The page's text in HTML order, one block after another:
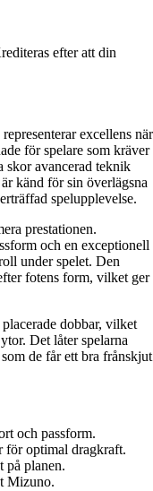
efter att din
representerar excellens när
för spelare som kräver
skor avancerad teknik
känd för sin överlägsna
spelupplevelse.
prestationen.
och en exceptionell
under spelet. Den
fotens form, vilket ger
dobbar, vilket
Det låter spelarna
de får ett bra frånskjut
och passform.
för optimal dragkraft.
på planen.
Mizuno.